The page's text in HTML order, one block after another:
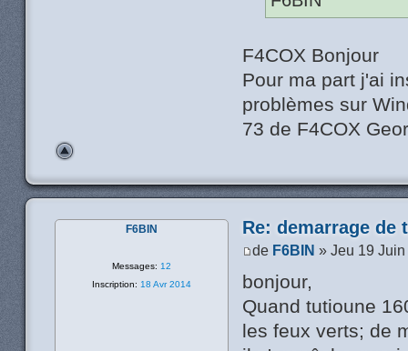
F4COX Bonjour
Pour ma part j'ai
problèmes sur
73 de F4COX
Re: demarrage de
de F6BIN » Jeu 19
bonjour,
Quand tutioune
les feux verts; de
F6BIN
Messages: 12
Inscription: 18 Avr 2014